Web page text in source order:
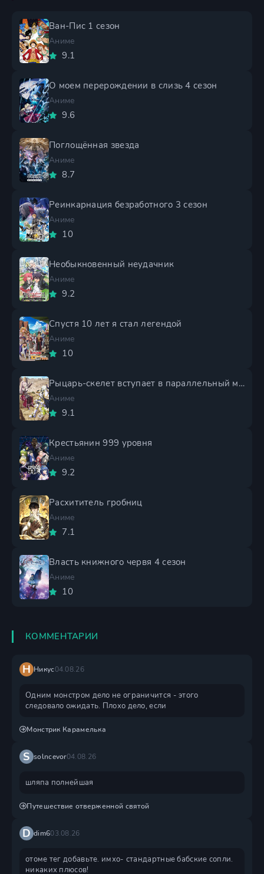
Ван-Пис 1 сезон
Аниме
9.1
О моем перерождении в слизь 4 сезон
Аниме
9.6
Поглощённая звезда
Аниме
8.7
Реинкарнация безработного 3 сезон
Аниме
10
Необыкновенный неудачник
Аниме
9.2
Спустя 10 лет я стал легендой
Аниме
10
Рыцарь-скелет вступает в параллельный мир 2 сезон
Аниме
9.1
Крестьянин 999 уровня
Аниме
9.2
Расхититель гробниц
Аниме
7.1
Власть книжного червя 4 сезон
Аниме
10
КОММЕНТАРИИ
Н Никус04.08.26
Одним монстром дело не ограничится - этого
следовало ожидать. Плохо дело, если
Монстрик Карамелька
S solncevor04.08.26
шляпа полнейшая
Путешествие отверженной святой
D dim603.08.26
отоме тег добавьте. имхо- стандартные бабские сопли.
никаких плюсов!